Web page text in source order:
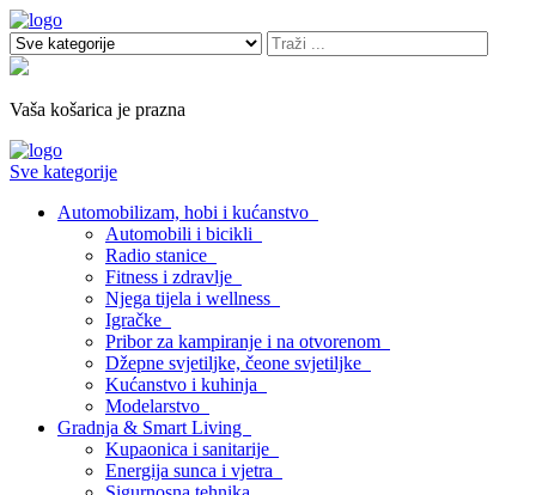
Vaša košarica je prazna
Sve kategorije
Automobilizam, hobi i kućanstvo
Automobili i bicikli
Radio stanice
Fitness i zdravlje
Njega tijela i wellness
Igračke
Pribor za kampiranje i na otvorenom
Džepne svjetiljke, čeone svjetiljke
Kućanstvo i kuhinja
Modelarstvo
Gradnja & Smart Living
Kupaonica i sanitarije
Energija sunca i vjetra